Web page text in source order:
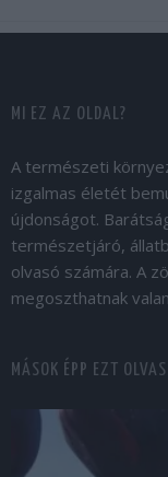
MI EZ AZ OLDAL?
A természeti
izgalmas életét
újdonságot.
természetjáró,
olvasó számára. A
megoszthatnak
MÁSOK ÉPP EZT